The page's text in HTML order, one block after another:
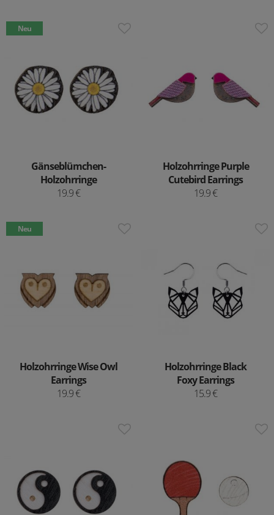
Neu
Gänseblümchen-
Holzohrringe
19.9 €
Holzohrringe Purple
Cutebird Earrings
19.9 €
Neu
Holzohrringe Wise Owl
Earrings
19.9 €
Holzohrringe Black
Foxy Earrings
15.9 €